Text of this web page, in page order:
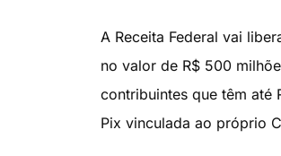
A Receita Federal vai
no valor de R$ 500
contribuintes que têm até
Pix vinculada ao próprio